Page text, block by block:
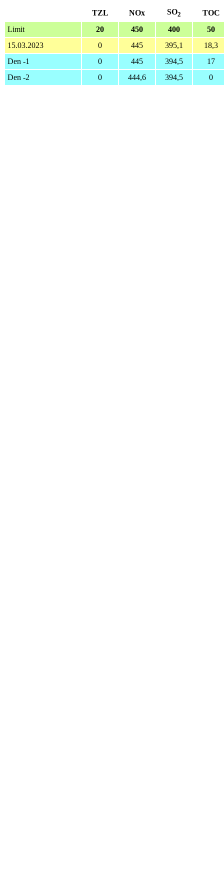
TZL NOx SO2
TOC
Limit
20 450 400
50
15.03.2023
0 445 395,1
18,3
Den -1
0 445 394,5
17
Den -2
0 444,6 394,5 0